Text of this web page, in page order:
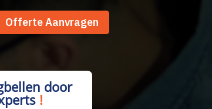
Offerte Aanvragen
door
!